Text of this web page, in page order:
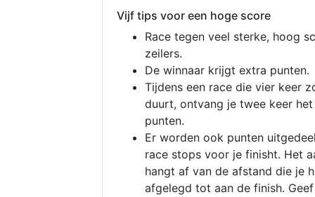
Vijf tips voor een hoge score
Race tegen veel sterke, hoog
zeilers.
De winnaar krijgt extra punten.
Tijdens een race die vier keer
duurt, ontvang je twee keer
punten.
Er worden ook punten
race stops voor je finisht. Het
hangt af van de afstand die je
afgelegd tot aan de finish.